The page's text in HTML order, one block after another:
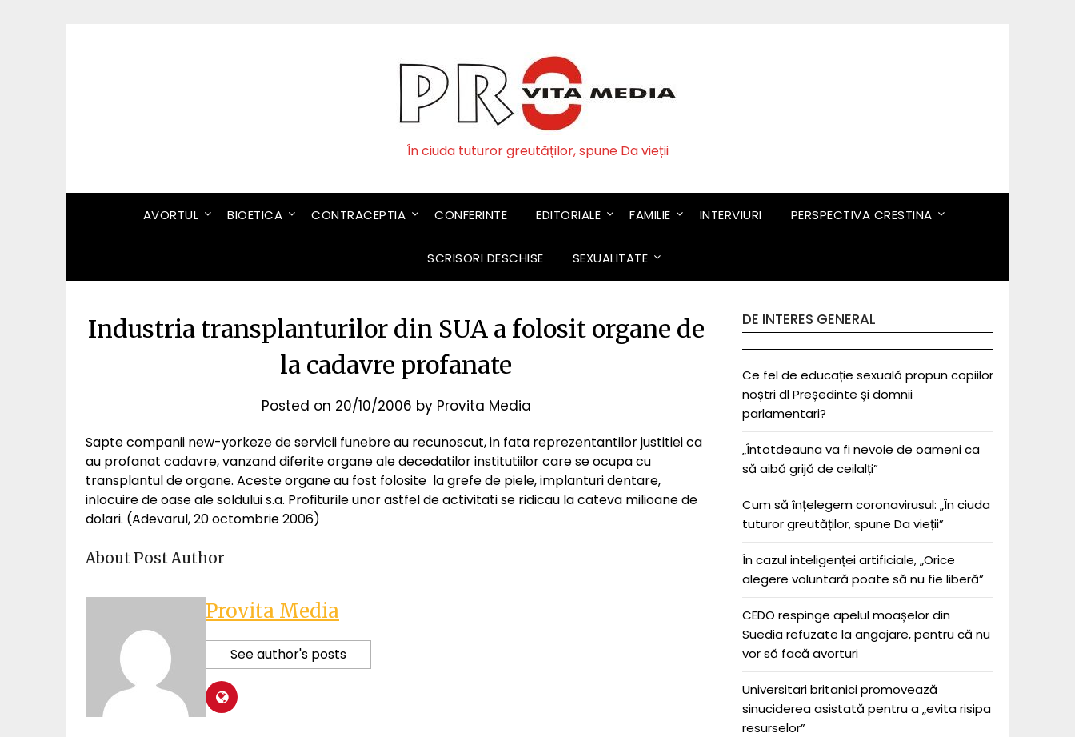
În ciuda tuturor greutăților, spune Da vieții
AVORTUL BIOETICA CONTRACEPTIA CONFERINTE EDITORIALE FAMILIE INTERVIURI PERSPECTIVA CRESTINA
SCRISORI DESCHISE SEXUALITATE
Industria transplanturilor din SUA a folosit organe de
la cadavre profanate
Posted on 20/10/2006 by Provita Media
Sapte companii new-yorkeze de servicii funebre au recunoscut, in fata reprezentantilor justitiei ca
au profanat cadavre, vanzand diferite organe ale decedatilor institutiilor care se ocupa cu
transplantul de organe. Aceste organe au fost folosite la grefe de piele, implanturi dentare,
inlocuire de oase ale soldului s.a. Profiturile unor astfel de activitati se ridicau la cateva milioane de
dolari. (Adevarul, 20 octombrie 2006)
About Post Author
Provita Media
See author's posts
DE INTERES GENERAL
Ce fel de educație sexuală propun copiilor
noștri dl Președinte și domnii
parlamentari?
„Întotdeauna va fi nevoie de oameni ca
să aibă grijă de ceilalți”
Cum să înțelegem coronavirusul: „În ciuda
tuturor greutăților, spune Da vieții”
În cazul inteligenței artificiale, „Orice
alegere voluntară poate să nu fie liberă”
CEDO respinge apelul moașelor din
Suedia refuzate la angajare, pentru că nu
vor să facă avorturi
Universitari britanici promovează
sinuciderea asistată pentru a „evita risipa
resurselor”